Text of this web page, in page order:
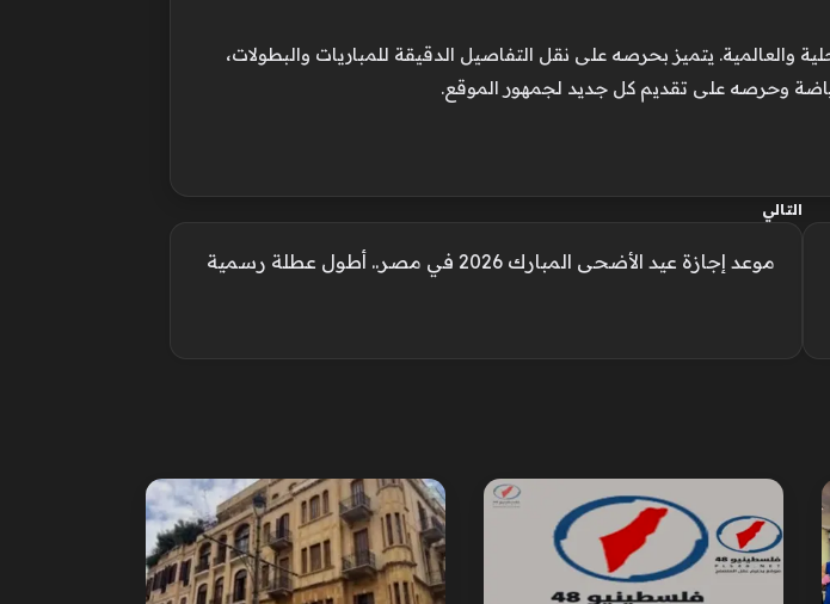
يتميز بحرصه على نقل التفاصيل الدقيقة للمباريات والبطولات،
وحرصه على تقديم كل جديد لجمهور الموقع.
التالي
موعد إجازة عيد الأضحى المبارك 2026 في مصر.. أطول عطلة رسمية